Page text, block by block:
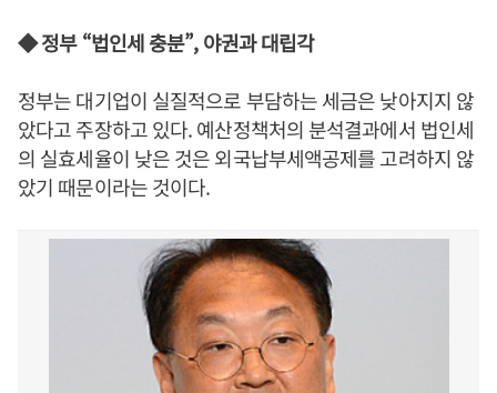
◆ 정부 “법인세 충분”, 야권과 대립각
정부는 대기업이 실질적으로 부담하는 세금은 낮아지지 않
았다고 주장하고 있다. 예산정책처의 분석결과에서 법인세
의 실효세율이 낮은 것은 외국납부세액공제를 고려하지 않
았기 때문이라는 것이다.